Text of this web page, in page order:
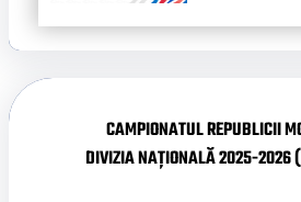
CAMPIONATUL REPUBLICII
DIVIZIA NAȚIONALĂ 2025-